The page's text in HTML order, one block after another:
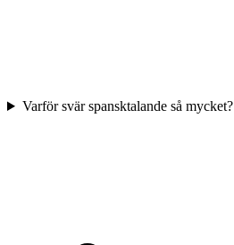
Varför svär spansktalande så mycket?